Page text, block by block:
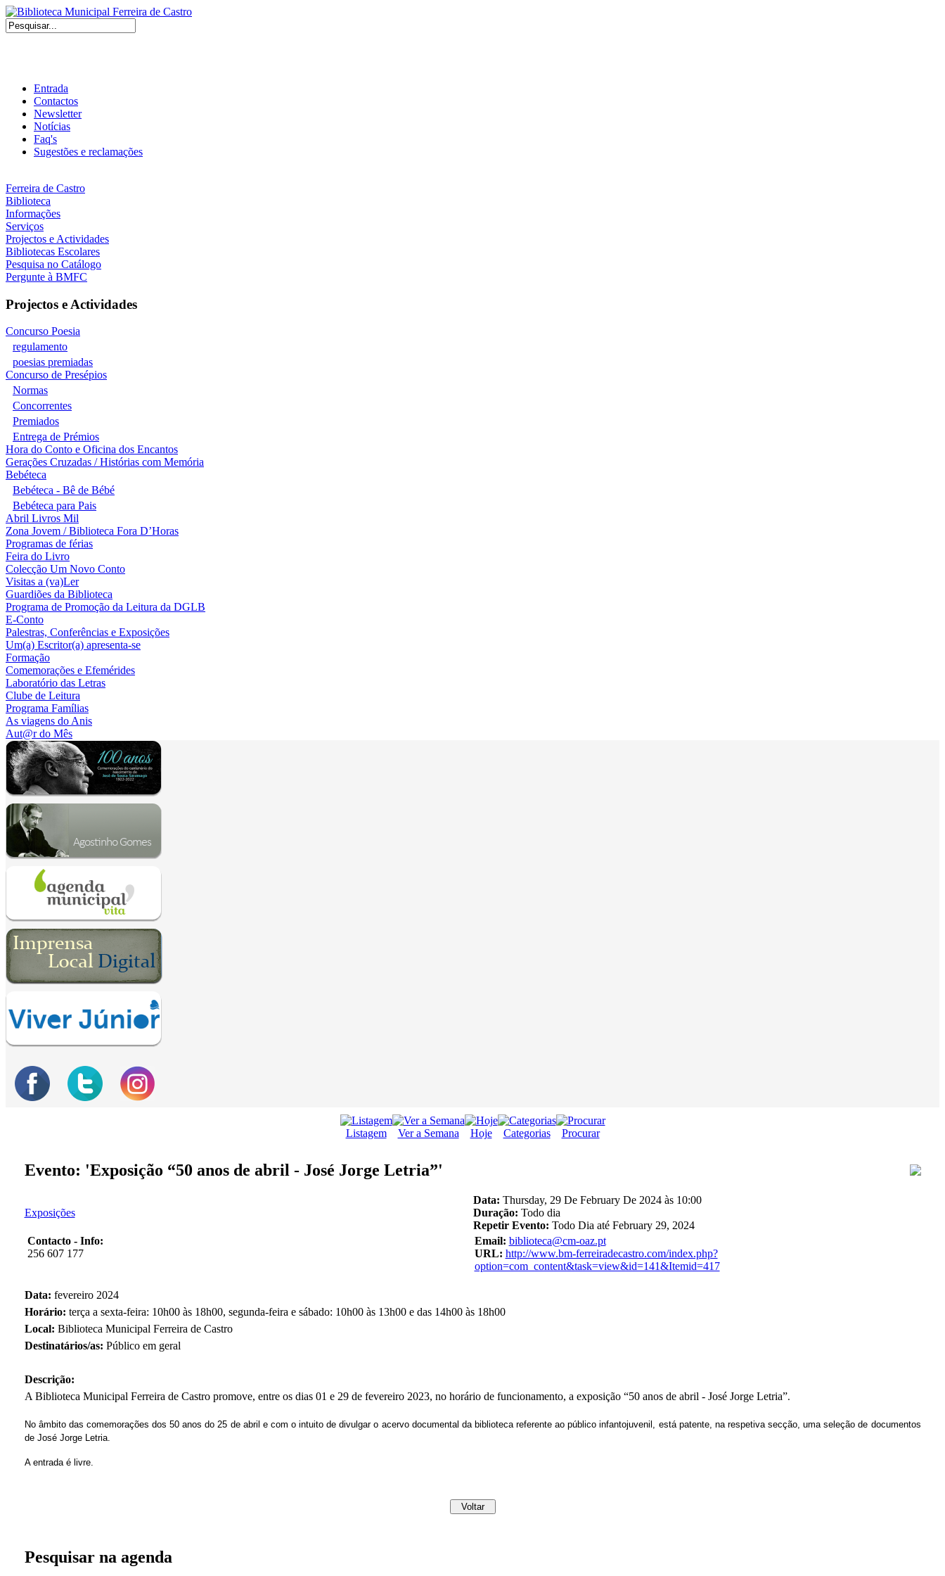
Entrada
Contactos
Newsletter
Notícias
Faq's
Sugestões e reclamações
Ferreira de Castro
Biblioteca
Informações
Serviços
Projectos e Actividades
Bibliotecas Escolares
Pesquisa no Catálogo
Pergunte à BMFC
Projectos e Actividades
Concurso Poesia
regulamento
poesias premiadas
Concurso de Presépios
Normas
Concorrentes
Premiados
Entrega de Prémios
Hora do Conto e Oficina dos Encantos
Gerações Cruzadas / Histórias com Memória
Bebéteca
Bebéteca - Bê de Bébé
Bebéteca para Pais
Abril Livros Mil
Zona Jovem / Biblioteca Fora D’Horas
Programas de férias
Feira do Livro
Colecção Um Novo Conto
Visitas a (va)Ler
Guardiões da Biblioteca
Programa de Promoção da Leitura da DGLB
E-Conto
Palestras, Conferências e Exposições
Um(a) Escritor(a) apresenta-se
Formação
Comemorações e Efemérides
Laboratório das Letras
Clube de Leitura
Programa Famílias
As viagens do Anis
Aut@r do Mês
Listagem Ver a Semana Hoje Categorias Procurar
Evento: 'Exposição “50 anos de abril - José Jorge Letria”'
Exposições
Data: Thursday, 29 De February De 2024 às 10:00
Duração: Todo dia
Repetir Evento: Todo Dia até February 29, 2024
Contacto - Info:
256 607 177
Email: biblioteca@cm-oaz.pt
URL: http://www.bm-ferreiradecastro.com/index.php?
option=com_content&task=view&id=141&Itemid=417
Data: fevereiro 2024
Horário: terça a sexta-feira: 10h00 às 18h00, segunda-feira e sábado: 10h00 às 13h00 e das 14h00 às 18h00
Local: Biblioteca Municipal Ferreira de Castro
Destinatários/as: Público em geral
Descrição:
A Biblioteca Municipal Ferreira de Castro promove, entre os dias 01 e 29 de fevereiro 2023, no horário de funcionamento, a exposição “50 anos de abril - José Jorge Letria”.
No âmbito das comemorações dos 50 anos do 25 de abril e com o intuito de divulgar o acervo documental da biblioteca referente ao público infantojuvenil, está patente, na respetiva secção, uma seleção de documentos
de José Jorge Letria.
A entrada é livre.
Pesquisar na agenda